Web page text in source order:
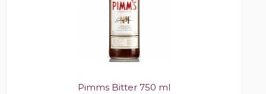
Pimms Bitter 750 ml